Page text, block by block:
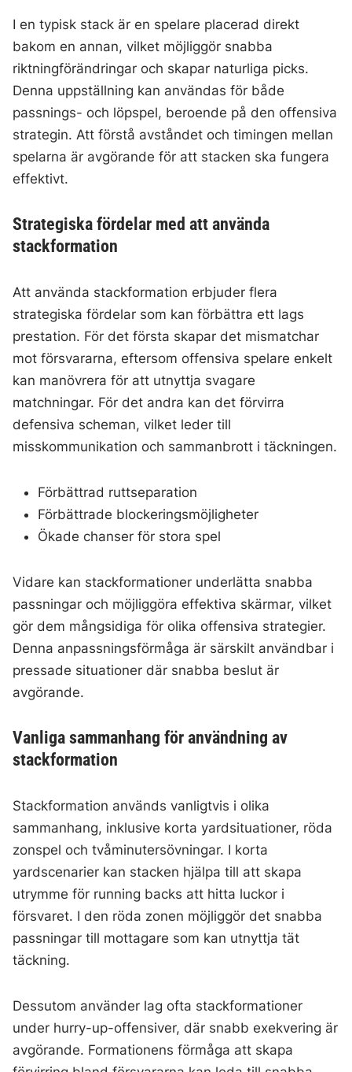
I en typisk stack är en spelare placerad direkt
bakom en annan, vilket möjliggör snabba
riktningförändringar och skapar naturliga picks.
Denna uppställning kan användas för både
passnings- och löpspel, beroende på den offensiva
strategin. Att förstå avståndet och timingen mellan
spelarna är avgörande för att stacken ska fungera
effektivt.
Strategiska fördelar med att använda
stackformation
Att använda stackformation erbjuder flera
strategiska fördelar som kan förbättra ett lags
prestation. För det första skapar det mismatchar
mot försvararna, eftersom offensiva spelare enkelt
kan manövrera för att utnyttja svagare
matchningar. För det andra kan det förvirra
defensiva scheman, vilket leder till
misskommunikation och sammanbrott i täckningen.
Förbättrad ruttseparation
Förbättrade blockeringsmöjligheter
Ökade chanser för stora spel
Vidare kan stackformationer underlätta snabba
passningar och möjliggöra effektiva skärmar, vilket
gör dem mångsidiga för olika offensiva strategier.
Denna anpassningsförmåga är särskilt användbar i
pressade situationer där snabba beslut är
avgörande.
Vanliga sammanhang för användning av
stackformation
Stackformation används vanligtvis i olika
sammanhang, inklusive korta yardsituationer, röda
zonspel och tvåminutersövningar. I korta
yardscenarier kan stacken hjälpa till att skapa
utrymme för running backs att hitta luckor i
försvaret. I den röda zonen möjliggör det snabba
passningar till mottagare som kan utnyttja tät
täckning.
Dessutom använder lag ofta stackformationer
under hurry-up-offensiver, där snabb exekvering är
avgörande. Formationens förmåga att skapa